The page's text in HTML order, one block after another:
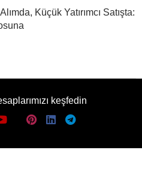
Küçük Yatırımcı Satışta:
keşfedin